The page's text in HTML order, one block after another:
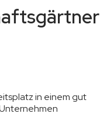
in einem gut